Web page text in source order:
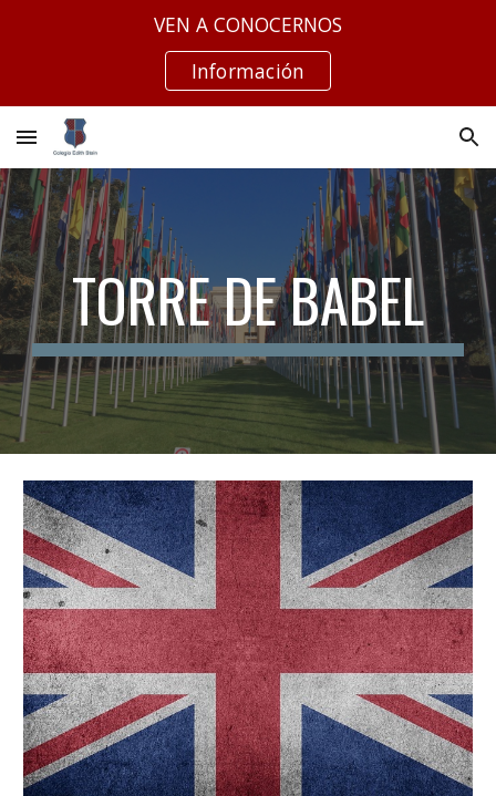
VEN A CONOCERNOS
Información
TORRE DE BABEL